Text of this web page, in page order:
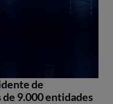
de
9.000 entidades